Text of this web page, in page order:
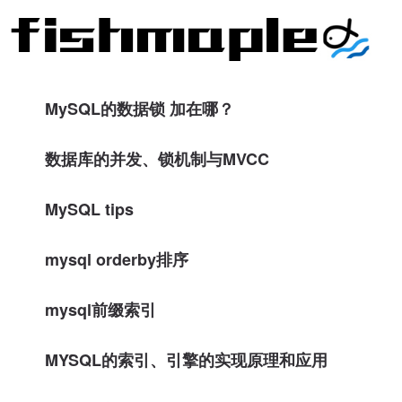
MySQL的数据锁 加在哪？
数据库的并发、锁机制与MVCC
MySQL tips
mysql orderby排序
mysql前缀索引
MYSQL的索引、引擎的实现原理和应用